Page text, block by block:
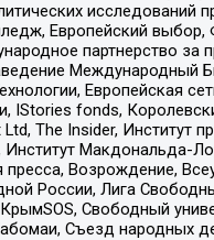
исследований
Европейский
партнерство за
Европейская
IStories fonds,
The Insider,
Институт
Возрождение,
России, Лига
Свободный
Съезд народных